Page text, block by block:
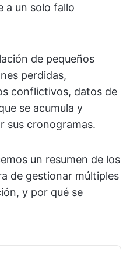
a un solo fallo
de pequeños
perdidas,
conflictivos, datos de
se acumula y
sus cronogramas.
un resumen de los
de gestionar múltiples
y por qué se